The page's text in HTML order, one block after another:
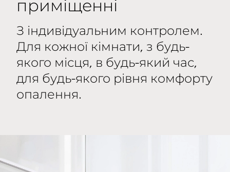
приміщенні
З індивідуальним контролем.
Для кожної кімнати, з будь-
якого місця, в будь-який час,
для будь-якого рівня комфорту
опалення.